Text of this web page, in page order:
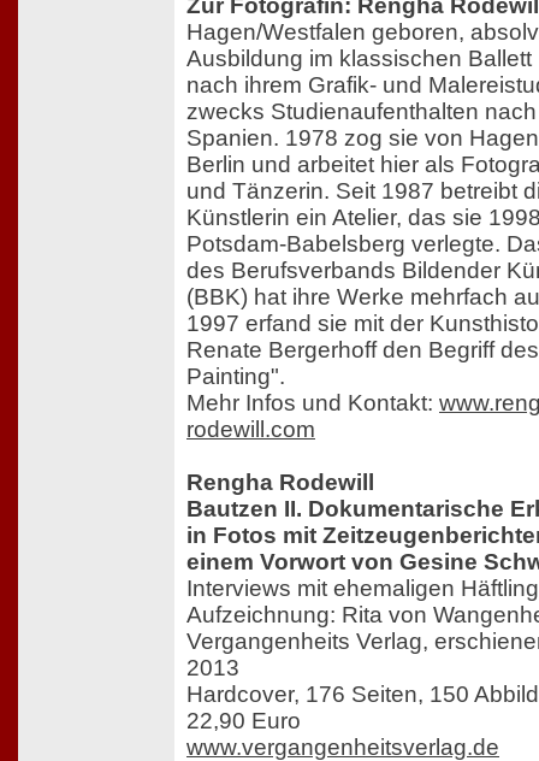
Hagen/Westfalen geboren,
Ausbildung im klassischen Ballett
nach ihrem Grafik- und
zwecks Studienaufenthalten
Spanien. 1978 zog sie von
Berlin und arbeitet hier als
und Tänzerin. Seit 1987 betreibt
Künstlerin ein Atelier, das sie
Potsdam-Babelsberg verlegte.
des Berufsverbands Bildender
(BBK) hat ihre Werke mehrfach
1997 erfand sie mit der
Renate Bergerhoff den Begriff
Painting".
Mehr Infos und Kontakt:
rodewill.com
Rengha Rodewill
Bautzen II. Dokumentarische
in Fotos mit
einem Vorwort von Gesine
Interviews mit ehemaligen
Aufzeichnung: Rita von
Vergangenheits Verlag,
2013
Hardcover, 176 Seiten, 150
22,90 Euro
www.vergangenheitsverlag.de